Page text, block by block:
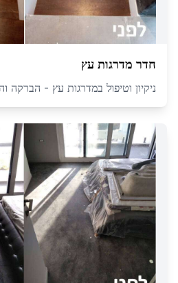
חדר מדרגות עץ
ניקיון וטיפול במדרגות עץ - הברקה